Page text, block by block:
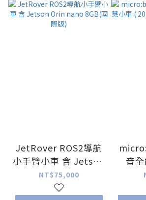
JetRover ROS2導航
小手臂小車 含 Jetson
Orin nano 8GB(國際
版)
NT$75,000
音
2025